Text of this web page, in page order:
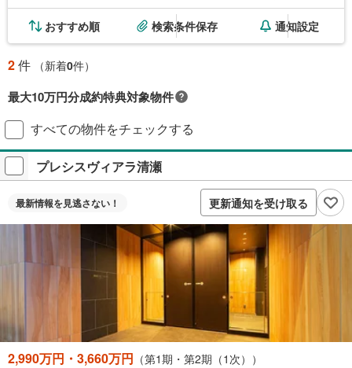
おすすめ順 検索条件保存 通知設定
2件 （新着0件）
最大10万円分成約特典対象物件
対象の新築マンションご成約で最大10万円相当のPayPayポイント※もら
える！毎月先着2,000名様（成約報告順）ご成約後に契約書アップロード
＋アンケート回答が必要です。
プレゼントの詳細を見る
すべての物件をチェックする
プレシスヴィアラ清瀬
最新情報を見逃さない！ 更新通知を受け取る
2,990万円・3,660万円 （第1期・第2期（1次））